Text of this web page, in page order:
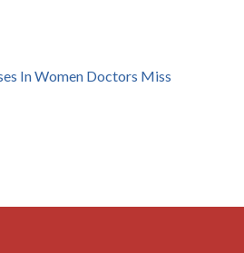
In Women Doctors Miss